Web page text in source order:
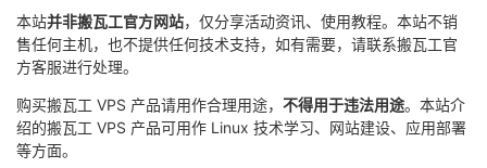
本站并非搬瓦工官方网站，仅分享活动资讯、使用教程。本站不销
售任何主机，也不提供任何技术支持，如有需要，请联系搬瓦工官
方客服进行处理。
购买搬瓦工 VPS 产品请用作合理用途， 不得用于违法用途。本站介
绍的搬瓦工 VPS 产品可用作 Linux 技术学习、网站建设、应用部署
等方面。